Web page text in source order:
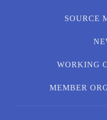
SOURCE
WORKING
MEMBER